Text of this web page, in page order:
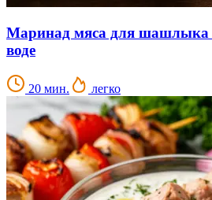
Маринад мяса для шашлыка
воде
20 мин. легко